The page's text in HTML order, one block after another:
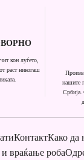
кон луѓето,
раст никогаш
нашите
Србија.
КонтактКако да
враќање роба